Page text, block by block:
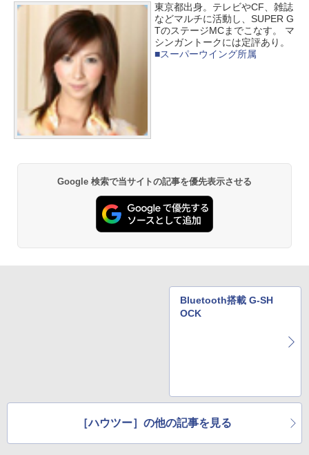
東京都出身。テレビやCF、雑誌
などマルチに活動し、SUPER G
TのステージMCまでこなす。 マ
シンガントークには定評あり。
■スーパーウイング所属
Google 検索で当サイトの記事を優先表示させる
Bluetooth搭載 G-SH
OCK
［ハウツー］の他の記事を見る